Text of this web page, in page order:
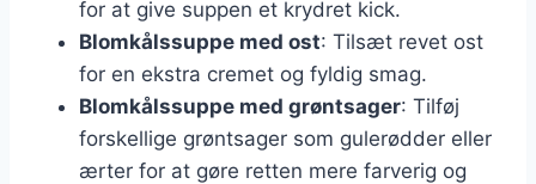
for at give suppen et krydret kick.
Blomkålssuppe med ost: Tilsæt revet ost
for en ekstra cremet og fyldig smag.
Blomkålssuppe med grøntsager: Tilføj
forskellige grøntsager som gulerødder eller
ærter for at gøre retten mere farverig og